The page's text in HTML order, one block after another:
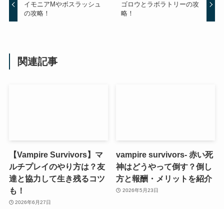
イモニアMやボスラッシュ
の攻略！
ゴロウとラボラトリーの攻
略！
関連記事
【Vampire Survivors】マ
ルチプレイのやり方は？友
達と協力して生き残るコツ
も！
2026年6月27日
vampire survivors- 赤い死
神はどうやって倒す？倒し
方と報酬・メリットを紹介
2026年5月23日